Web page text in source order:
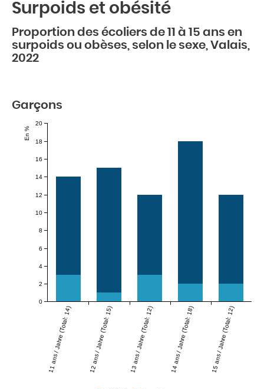
Surpoids et obésité
Proportion des écoliers de 11 à 15 ans en
surpoids ou obèses, selon le sexe, Valais,
2022
Garçons
11 ans / Jahre (Total: 14) 12 ans / Jahre (Total: 15) 13 ans / Jahre (Total: 12) 14 ans / Jahre (Total: 18) 15 ans / Jahre (Total: 12)
En %
0
2
4
6
8
10
12
14
16
18
20